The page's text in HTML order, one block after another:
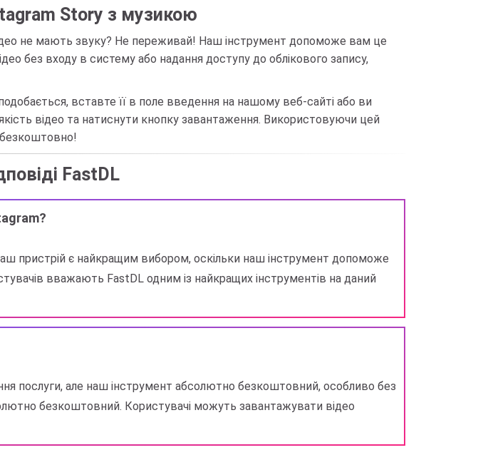
Story з музикою
не мають звуку? Не переживай! Наш інструмент допоможе вам це
без входу в систему або надання доступу до облікового запису,
вставте її в поле введення на нашому веб-сайті або ви
відео та натиснути кнопку завантаження. Використовуючи цей
FastDL
пристрій є найкращим вибором, оскільки наш інструмент допоможе
вважають FastDL одним із найкращих інструментів на даний
послуги, але наш інструмент абсолютно безкоштовний, особливо без
безкоштовний. Користувачі можуть завантажувати відео